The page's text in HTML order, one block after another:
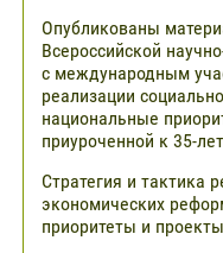
Опубликованы
Всероссийской
с международным
реализации
национальные
приуроченной к 35-
Стратегия и тактика
экономических
приоритеты и проекты